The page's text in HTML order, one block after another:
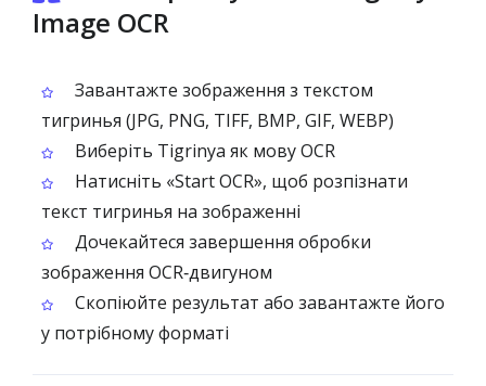
Image OCR
Завантажте зображення з текстом
тигринья (JPG, PNG, TIFF, BMP, GIF, WEBP)
Виберіть Tigrinya як мову OCR
Натисніть «Start OCR», щоб розпізнати
текст тигринья на зображенні
Дочекайтеся завершення обробки
зображення OCR‑двигуном
Скопіюйте результат або завантажте його
у потрібному форматі